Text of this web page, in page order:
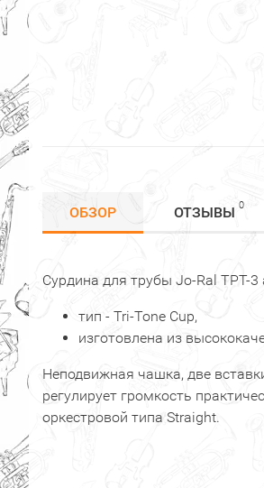
ОБЗОР ОТЗЫВЫ 0
Сурдина для трубы Jo-Ral TPT-
тип - Tri-Tone Cup,
изготовлена из
Неподвижная чашка, две
регулирует громкость
оркестровой типа Straight.